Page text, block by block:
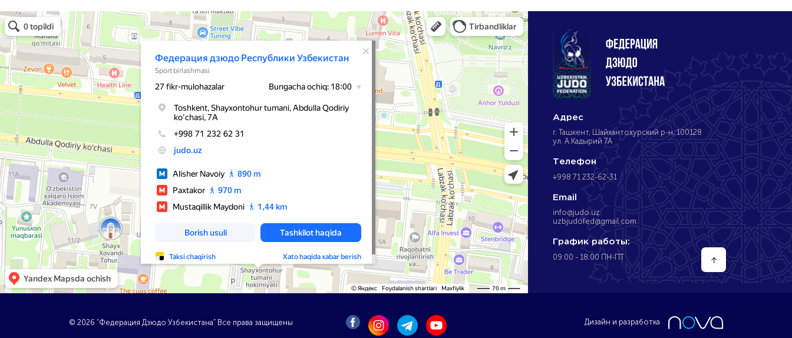
Адрес
г. Ташкент, Шайхантохурский р-н, 100128
ул. А.Кадырий 7А
Телефон
+998 71 232-62-31
Email
info@judo.uz
uzbjudofed@gmail.com
График работы:
09:00 - 18:00 ПН-ПТ ↑
© 2026 “Федерация Дзюдо Узбекистана” Все права защищены Дизайн и разработка